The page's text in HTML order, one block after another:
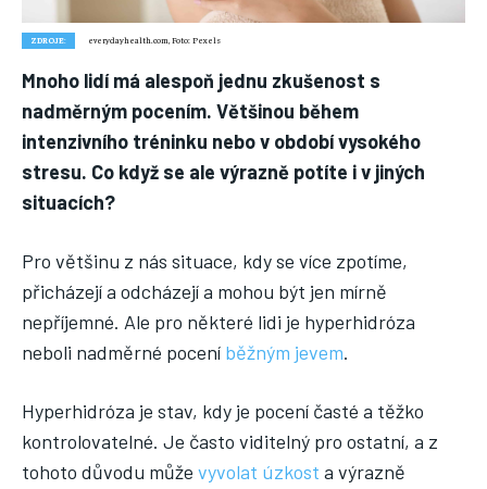
styl, zahrnující nejnovější poznatky o různých onemocněních,
přínosné zdravotní praktiky, techniky jógy a rady pro
ZDRAVÍ
DĚTI
ONEMOCNĚNÍ
STRAVA
FITNESS
HUBNUTÍ
ZDROJE: everydayhealth.com, Foto: Pexels
Mnoho lidí má alespoň jednu zkušenost s
nadměrným pocením. Většinou během
intenzivního tréninku nebo v období vysokého
stresu. Co když se ale výrazně potíte i v jiných
situacích?
Pro většinu z nás situace, kdy se více zpotíme,
přicházejí a odcházejí a mohou být jen mírně
nepříjemné. Ale pro některé lidi je hyperhidróza
neboli nadměrné pocení běžným jevem.
Hyperhidróza je stav, kdy je pocení časté a těžko
kontrolovatelné. Je často viditelný pro ostatní, a z
tohoto důvodu může vyvolat úzkost a výrazně